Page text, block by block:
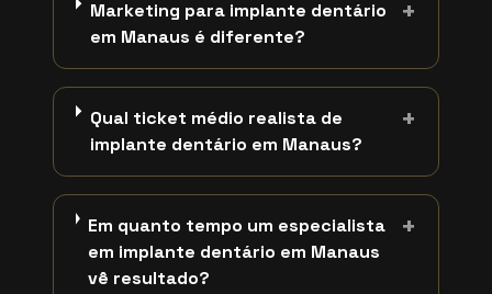
Marketing para implante dentário
em Manaus é diferente?
+
Qual ticket médio realista de
implante dentário em Manaus?
+
Em quanto tempo um especialista
em implante dentário em Manaus
vê resultado?
+